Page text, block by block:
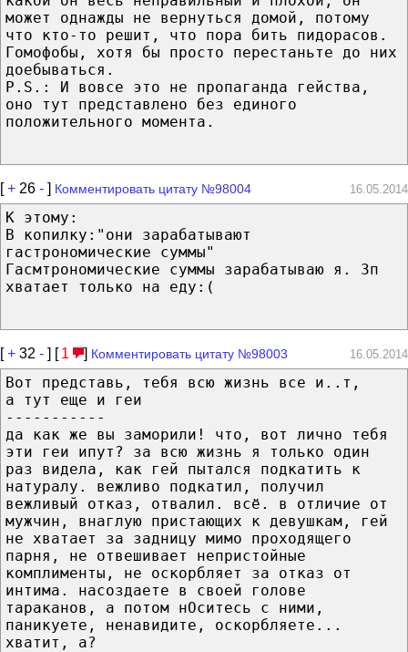
может однажды не вернуться домой, потому
что кто-то решит, что пора бить пидорасов.
Гомофобы, хотя бы просто перестаньте до них
доебываться.
P.S.: И вовсе это не пропаганда гейства,
оно тут представлено без единого
положительного момента.
[+ 26 - ] Комментировать цитату №98004 16.05.2014
К этому:
В копилку:"они зарабатывают
гастрономические суммы"
Гасмтрономические суммы зарабатываю я. Зп
хватает только на еду:(
[+ 32 - ] [ 1 ] Комментировать цитату №98003 16.05.2014
Вот представь, тебя всю жизнь все и..т,
а тут еще и геи
-----------
да как же вы заморили! что, вот лично тебя
эти геи ипут? за всю жизнь я только один
раз видела, как гей пытался подкатить к
натуралу. вежливо подкатил, получил
вежливый отказ, отвалил. всё. в отличие от
мужчин, внаглую пристающих к девушкам, гей
не хватает за задницу мимо проходящего
парня, не отвешивает непристойные
комплименты, не оскорбляет за отказ от
интима. насоздаете в своей голове
тараканов, а потом нОситесь с ними,
паникуете, ненавидите, оскорбляете...
хватит, а?